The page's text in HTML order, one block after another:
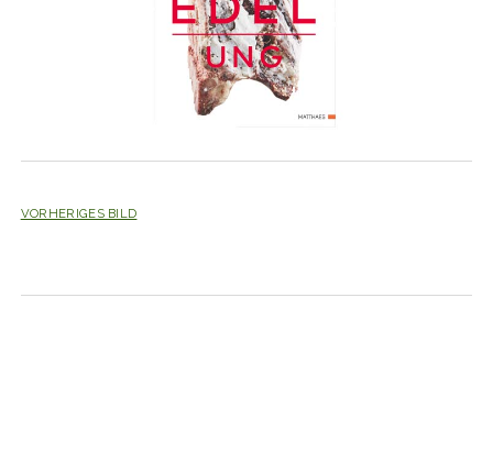
VORHERIGES BILD